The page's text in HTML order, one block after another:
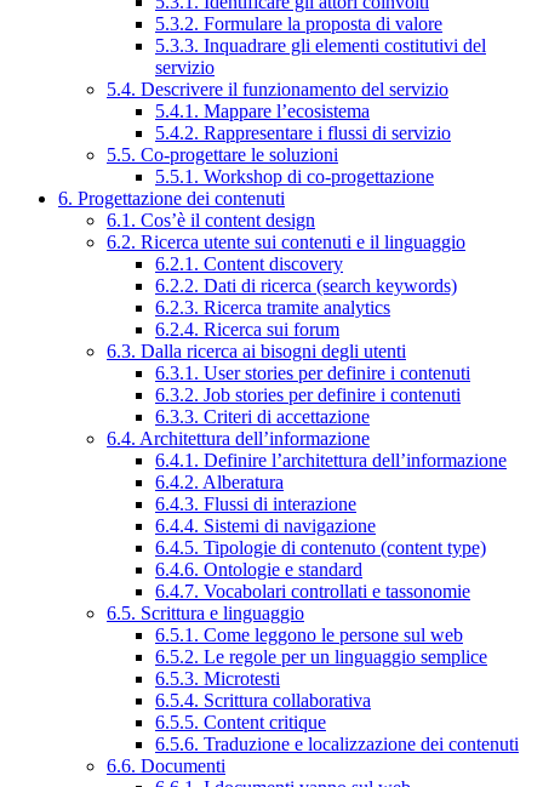
5.3.2. Formulare la proposta di valore
5.3.3. Inquadrare gli elementi costitutivi del
servizio
5.4. Descrivere il funzionamento del servizio
5.4.1. Mappare l’ecosistema
5.4.2. Rappresentare i flussi di servizio
5.5. Co-progettare le soluzioni
5.5.1. Workshop di co-progettazione
6. Progettazione dei contenuti
6.1. Cos’è il content design
6.2. Ricerca utente sui contenuti e il linguaggio
6.2.1. Content discovery
6.2.2. Dati di ricerca (search keywords)
6.2.3. Ricerca tramite analytics
6.2.4. Ricerca sui forum
6.3. Dalla ricerca ai bisogni degli utenti
6.3.1. User stories per definire i contenuti
6.3.2. Job stories per definire i contenuti
6.3.3. Criteri di accettazione
6.4. Architettura dell’informazione
6.4.1. Definire l’architettura dell’informazione
6.4.2. Alberatura
6.4.3. Flussi di interazione
6.4.4. Sistemi di navigazione
6.4.5. Tipologie di contenuto (content type)
6.4.6. Ontologie e standard
6.4.7. Vocabolari controllati e tassonomie
6.5. Scrittura e linguaggio
6.5.1. Come leggono le persone sul web
6.5.2. Le regole per un linguaggio semplice
6.5.3. Microtesti
6.5.4. Scrittura collaborativa
6.5.5. Content critique
6.5.6. Traduzione e localizzazione dei contenuti
6.6. Documenti